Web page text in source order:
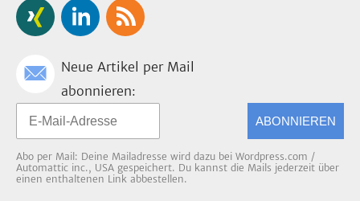
Neue Artikel per Mail
abonnieren:
ABONNIEREN
Abo per Mail: Deine Mailadresse wird dazu bei Wordpress.com /
Automattic inc., USA gespeichert. Du kannst die Mails jederzeit über
einen enthaltenen Link abbestellen.